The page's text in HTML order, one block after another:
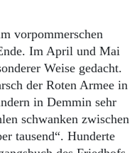
vorpommerschen
Im April und Mai
Weise gedacht.
der Roten Armee in
in Demmin sehr
schwanken zwischen
tausend“. Hunderte